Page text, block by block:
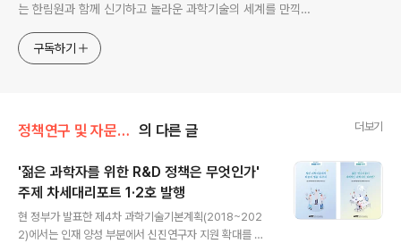
는 한림원과 함께 신기하고 놀라운 과학기술의 세계를 만끽하
구독하기
정책연구 및 자문/한림석학정책연구 의 다른 글 더보기
'젊은 과학자를 위한 R&D 정책은 무엇인가'
주제 차세대리포트 1·2호 발행
현 정부가 발표한 제4차 과학기술기본계획(2018~202
2)에서는 인재 양성 부분에서 신진연구자 지원 확대를 추